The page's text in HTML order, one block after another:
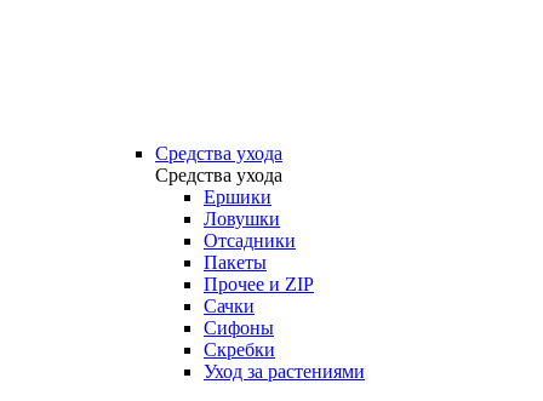
Средства ухода
Средства ухода
Ершики
Ловушки
Отсадники
Пакеты
Прочее и ZIP
Сачки
Сифоны
Скребки
Уход за растениями